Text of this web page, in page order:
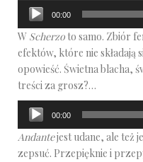
Odtwarzacz
plików
dźwiękowych
00:00
W Scherzoto samo. Zbiór
efektów, które nie składają
opowieść. Świetna blacha,
treści za grosz?…
Odtwarzacz
plików
dźwiękowych
00:00
Andantejest udane, ale też
zepsuć. Przepięknie i